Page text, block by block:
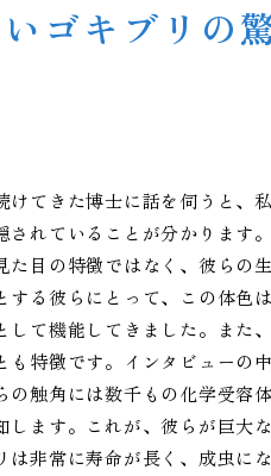
ゴキブリの
てきた博士に話を伺うと、
れていることが分かります
た目の特徴ではなく、彼らの
する彼らにとって、この体色
して機能してきました。また
特徴です。インタビューの
の触角には数千もの化学受
ます。これが、彼らが巨大
非常に寿命が長く、成虫に